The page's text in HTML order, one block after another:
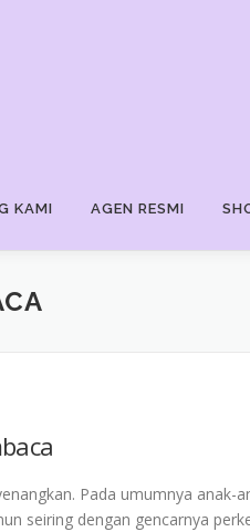
KAMI AGEN RESMI
Pada umumnya anak-
seiring dengan gencarnya